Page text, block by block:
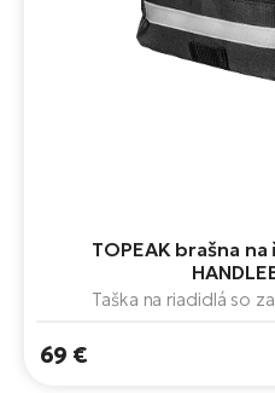
TOPEAK brašna na
Taška na riadidlá so
69 €